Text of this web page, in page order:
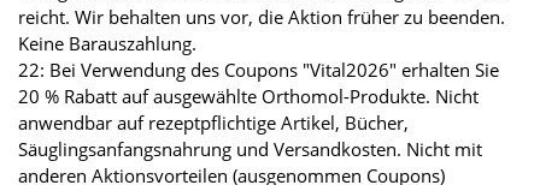
reicht. Wir behalten uns vor, die Aktion früher zu beenden.
Keine Barauszahlung.
22: Bei Verwendung des Coupons "Vital2026" erhalten Sie
20 % Rabatt auf ausgewählte Orthomol-Produkte. Nicht
anwendbar auf rezeptpflichtige Artikel, Bücher,
Säuglingsanfangsnahrung und Versandkosten. Nicht mit
anderen Aktionsvorteilen (ausgenommen Coupons)